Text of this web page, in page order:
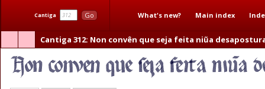
Cantiga Go What's new? Main index
Cantiga 312: Non convên que seja feita niũa